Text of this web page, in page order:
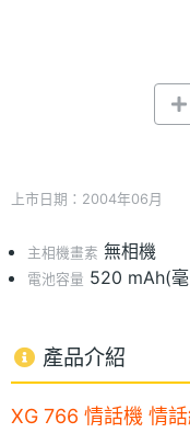
上市日期：2004年06月
主相機畫素 無相機
電池容量 520 mAh(
產品介紹
XG 766 情話機 情